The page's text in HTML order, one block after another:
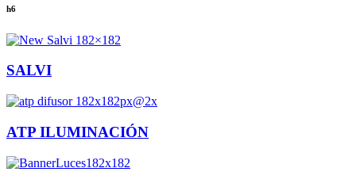
h6
SALVI
ATP ILUMINACIÓN